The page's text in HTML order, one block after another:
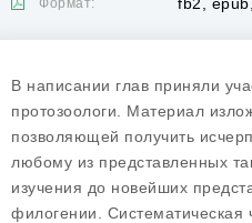
Формат:
В написании глав приняли
протозоологи. Материал
позволяющей получить
любому из представленных
изучения до новейших
филогении. Систематическая